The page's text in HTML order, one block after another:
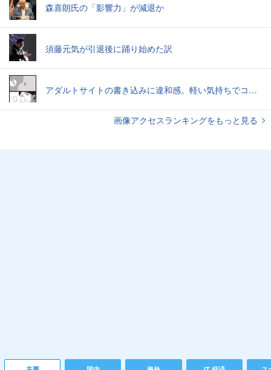
森喜朗氏の「影響力」が減退か
須藤元気が引退後に踊り始めた訳
アダルトサイトの書き込みに違和感。軽い気持ちでコメントしてみると…／近畿地方のある場所について（1）
画像アクセスランキングをもっと見る